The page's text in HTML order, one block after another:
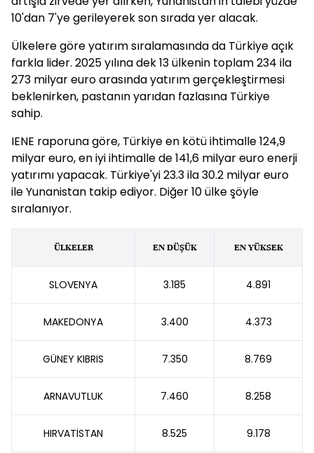
10'dan 7'ye gerileyerek son sırada yer alacak.
Ülkelere göre yatırım sıralamasında da Türkiye açık
farkla lider. 2025 yılına dek 13 ülkenin toplam 234 ila
273 milyar euro arasında yatırım gerçekleştirmesi
beklenirken, pastanın yarıdan fazlasına Türkiye
sahip.
IENE raporuna göre, Türkiye en kötü ihtimalle 124,9
milyar euro, en iyi ihtimalle de 141,6 milyar euro enerji
yatırımı yapacak. Türkiye'yi 23.3 ila 30.2 milyar euro
ile Yunanistan takip ediyor. Diğer 10 ülke şöyle
sıralanıyor.
ÜLKELER EN DÜŞÜK EN YÜKSEK
SLOVENYA 3.185 4.891
MAKEDONYA 3.400 4.373
GÜNEY KIBRIS 7.350 8.769
ARNAVUTLUK 7.460 8.258
HIRVATİSTAN 8.525 9.178